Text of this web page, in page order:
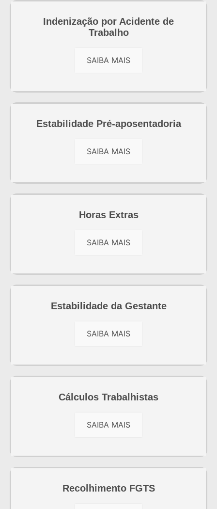
Indenização por Acidente de
Trabalho
SAIBA MAIS
Estabilidade Pré-aposentadoria
SAIBA MAIS
Horas Extras
SAIBA MAIS
Estabilidade da Gestante
SAIBA MAIS
Cálculos Trabalhistas
SAIBA MAIS
Recolhimento FGTS